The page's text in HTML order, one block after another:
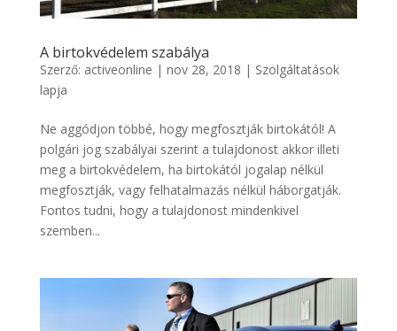
A birtokvédelem szabálya
Szerző: activeonline | nov 28, 2018 | Szolgáltatások
lapja
Ne aggódjon többé, hogy megfosztják birtokától! A
polgári jog szabályai szerint a tulajdonost akkor illeti
meg a birtokvédelem, ha birtokától jogalap nélkül
megfosztják, vagy felhatalmazás nélkül háborgatják.
Fontos tudni, hogy a tulajdonost mindenkivel
szemben...